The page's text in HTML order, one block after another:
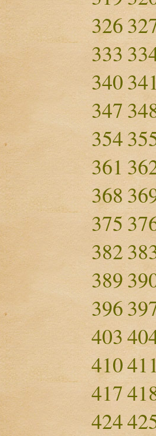
326
333
340
347
354
361
368
375
382
389
396
403
410
417
424